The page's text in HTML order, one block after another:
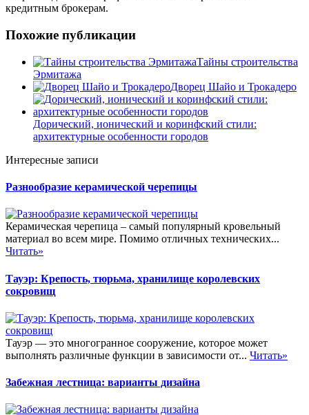
кредитным брокерам.
Похожие публикации
Тайны строительства
Эрмитажа
Дворец Шайо и Трокадеро
Дорический, ионический и коринфский стили:
архитектурные особенности городов
Интересные записи
Разнообразие керамической черепицы
Керамическая черепица – самый популярный кровельный
материал во всем мире. Помимо отличных технических...
Читать»
Тауэр: Крепость, тюрьма, хранилище королевских
сокровищ
Тауэр — это многогранное сооружение, которое может
выполнять различные функции в зависимости от... Читать»
Забежная лестница: варианты дизайна